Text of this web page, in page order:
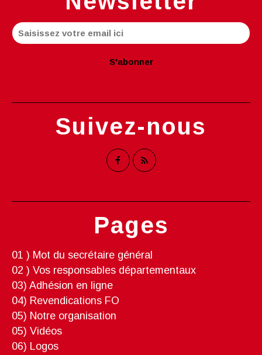
Pages
01 ) Mot du secrétaire général
02 ) Vos responsables départementaux
03) Adhésion en ligne
04) Revendications FO
05) Notre organisation
05) Vidéos
06) Logos
Suivez-nous